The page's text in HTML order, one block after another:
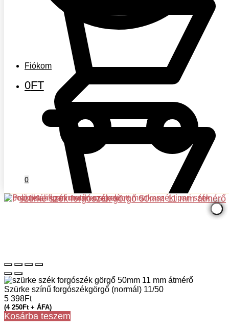
Fiókom
0FT
0
0
Szürke színű forgószékgörgő (normál) 11/50
5 398Ft
(4 250Ft+ ÁFA)
Kosárba teszem